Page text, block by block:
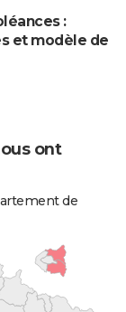
:
et modèle de
ont
de